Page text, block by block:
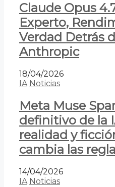
Claude Opus
Experto,
Verdad Detrás
Anthropic
18/04/2026
IA Noticias
Meta Muse
definitivo de la
realidad y
cambia las
14/04/2026
IA Noticias